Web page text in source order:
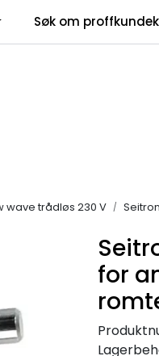
Søk om
wave trådløs 230 V
for